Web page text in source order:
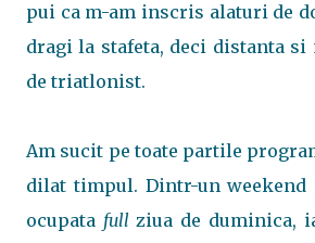
pui ca m-am inscris alaturi de
dragi la stafeta, deci distanta si
de triatlonist.
Am sucit pe toate partile
dilat timpul. Dintr-un weekend
ocupata fullziua de duminica,